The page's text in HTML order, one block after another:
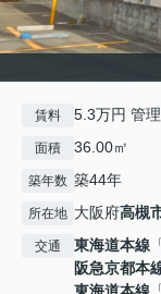
賃料 5.3万円 管
面積 36.00㎡
築年数 築44年
所在地 大阪府高槻
交通 東海道本線
阪急京都本